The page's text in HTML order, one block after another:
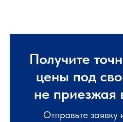
Получите
цены под
не приезжая
Отправьте